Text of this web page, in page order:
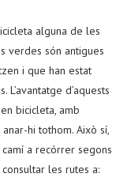
alguna de les
verdes són antigues
i que han estat
d’aquests
bicicleta, amb
hi tothom. Això sí,
a recórrer segons
les rutes a: